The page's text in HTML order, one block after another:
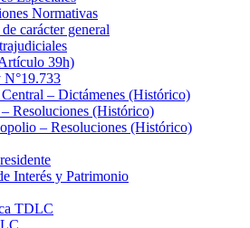
Normativas
carácter general
39h)
N°19.733
– Dictámenes (Histórico)
Resoluciones (Histórico)
– Resoluciones (Histórico)
Interés y Patrimonio
TDLC